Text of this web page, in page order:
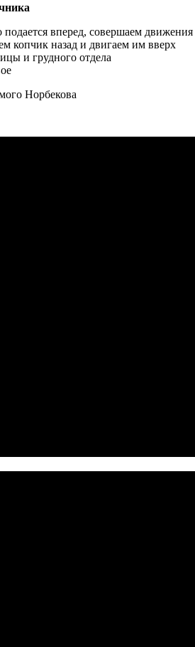
вперед, совершаем
копчик назад и двигаем им вверх
и грудного отдела
Норбекова